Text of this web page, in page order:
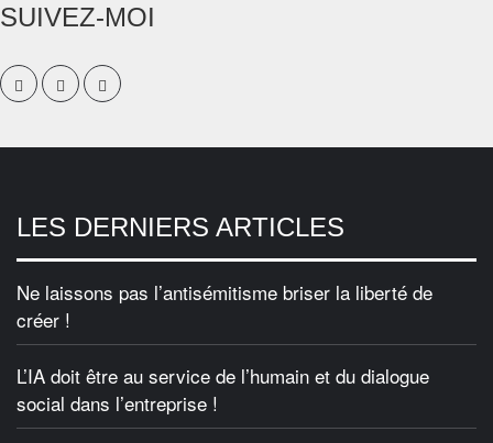
SUIVEZ-MOI
LES DERNIERS ARTICLES
Ne laissons pas l’antisémitisme briser la liberté de
créer !
L’IA doit être au service de l’humain et du dialogue
social dans l’entreprise !